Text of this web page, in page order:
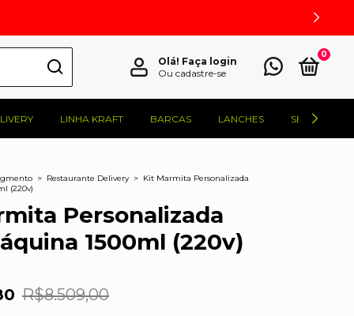
Olá! Faça login
Ou cadastre-se
0
LINHA KRAFT BARCAS LANCHES SELADORAS
> Restaurante Delivery > Kit Marmita Personalizada
(220v)
Personalizada
1500ml (220v)
R$8.509,00